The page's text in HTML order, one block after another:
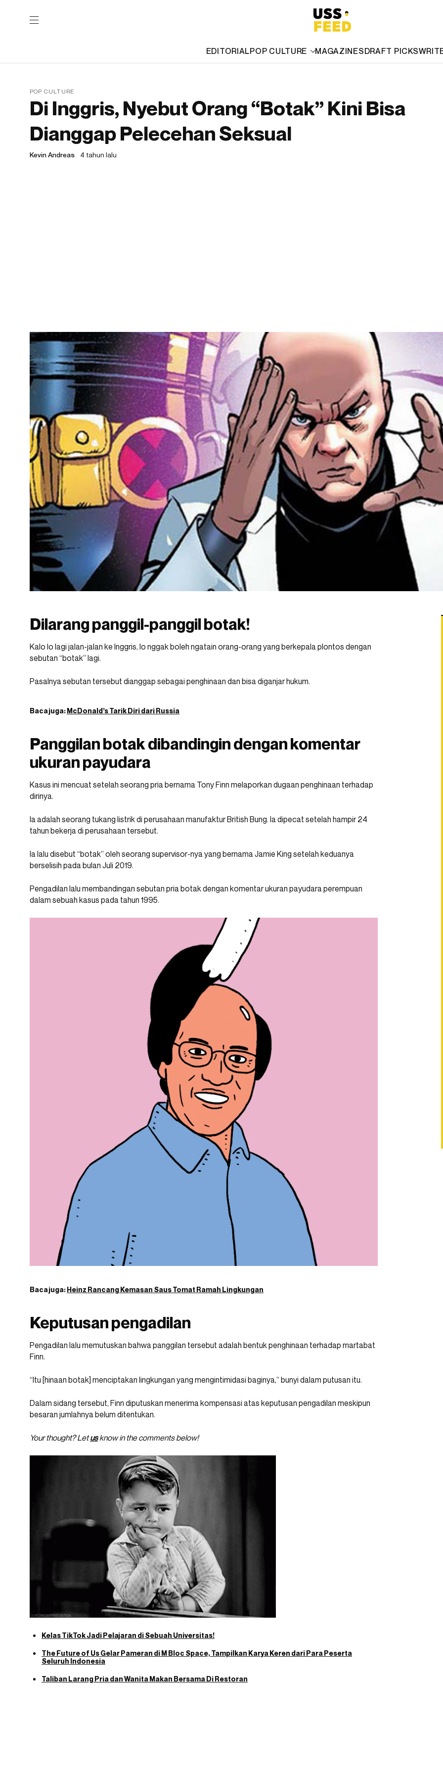
EDITORIALPOP CULTURE MAGAZINESDRAFT PICKS
POP CULTURE
Di Inggris, Nyebut Orang “Botak” Kini Bisa
Dianggap Pelecehan Seksual
Kevin Andreas 4 tahun lalu
Dilarang panggil-panggil botak!
Kalo lo lagi jalan-jalan ke Inggris, lo nggak boleh ngatain orang-orang yang berkepala plontos dengan
sebutan “botak” lagi.
Pasalnya sebutan tersebut dianggap sebagai penghinaan dan bisa diganjar hukum.
Baca juga:McDonald’s Tarik Diri dari Russia
Panggilan botak dibandingin dengan komentar
ukuran payudara
Kasus ini mencuat setelah seorang pria bernama Tony Finn melaporkan dugaan penghinaan terhadap
dirinya.
Ia adalah seorang tukang listrik di perusahaan manufaktur British Bung. Ia dipecat setelah hampir 24
tahun bekerja di perusahaan tersebut.
Ia lalu disebut “botak” oleh seorang supervisor-nya yang bernama Jamie King setelah keduanya
berselisih pada bulan Juli 2019.
Pengadilan lalu membandingan sebutan pria botak dengan komentar ukuran payudara perempuan
dalam sebuah kasus pada tahun 1995.
Baca juga:Heinz Rancang Kemasan Saus Tomat Ramah Lingkungan
Keputusan pengadilan
Pengadilan lalu memutuskan bahwa panggilan tersebut adalah bentuk penghinaan terhadap martabat
Finn.
“Itu [hinaan botak] menciptakan lingkungan yang mengintimidasi baginya,” bunyi dalam putusan itu.
Dalam sidang tersebut, Finn diputuskan menerima kompensasi atas keputusan pengadilan meskipun
besaran jumlahnya belum ditentukan.
Your thought? Letusknow in the comments below!
Kelas TikTok Jadi Pelajaran di Sebuah Universitas!
The Future of Us Gelar Pameran di M Bloc Space, Tampilkan Karya Keren dari Para Peserta
Seluruh Indonesia
Taliban Larang Pria dan Wanita Makan Bersama Di Restoran